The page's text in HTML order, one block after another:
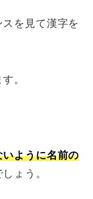
を見て漢字を
。
ように名前の
ょう。